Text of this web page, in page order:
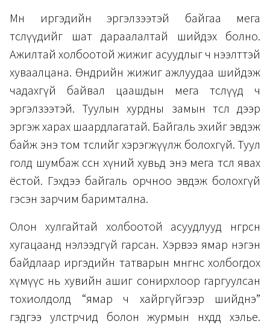
Мөн иргэдийн эргэлзээтэй байгаа мега
төслүүдийг шат дараалалтай шийдэх болно.
Ажилтай холбоотой жижиг асуудлыг ч нээлттэй
хуваалцана. Өнөөдрийн жижиг ажлуудаа шийдэж
чадахгүй байвал цаашдын мега төслүүд ч
эргэлзээтэй. Туулын хурдны замын төсөл дээр
эргэж харах шаардлагатай. Байгаль эхийг эвдэж
байж энэ том төслийг хэрэгжүүлж болохгүй. Туул
голд шумбаж өссөн хүний хувьд энэ мега төсөл явах
ёстой. Гэхдээ байгаль орчноо эвдэж болохгүй
гэсэн зарчим баримтална.
Олон хулгайтай холбоотой асуудлууд өнгөрсөн
хугацаанд нэлээдгүй гарсан. Хэрвээ ямар нэгэн
байдлаар иргэдийн татварын мөнгөнөөс холбогдох
хүмүүс нь хувийн ашиг сонирхлоор гаргуулсан
тохиолдолд “ямар ч хайргүйгээр шийднэ”
гэдгээ улстөрчид болон журмын нөхдөдөө хэлье.